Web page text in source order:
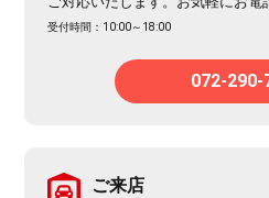
受付時間：10:00～18:00
072-290-
ご来店